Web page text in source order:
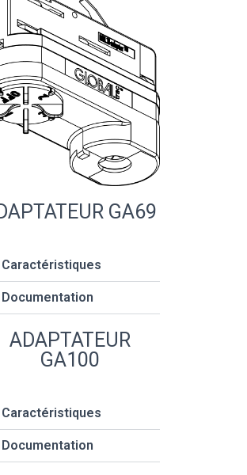
GA69
Caractéristiques
Documentation
ADAPTATEUR
GA100
Caractéristiques
Documentation